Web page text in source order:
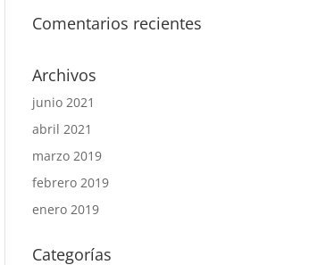
Comentarios recientes
Archivos
junio 2021
abril 2021
marzo 2019
febrero 2019
enero 2019
Categorías